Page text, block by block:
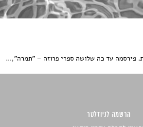
פירסמה עד כה שלושה ספרי פרוזה – "תמרה",...
הרשמה לניוזלטר